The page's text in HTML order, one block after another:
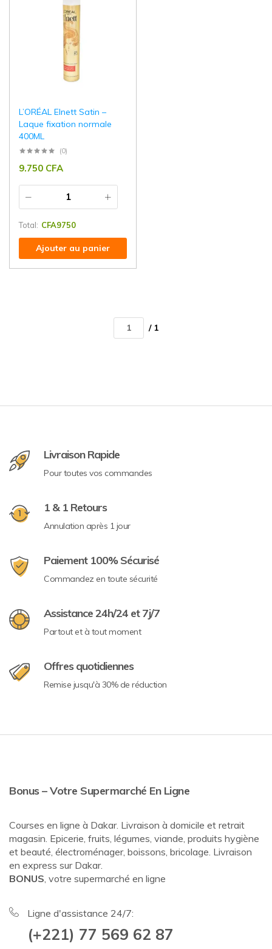
L’ORÉAL Elnett Satin –
Laque fixation normale
400ML
(0)
9.750 CFA
Total: CFA9750
Ajouter au panier
/ 1
Livraison Rapide
Pour toutes vos commandes
1 & 1 Retours
Annulation après 1 jour
Paiement 100% Sécurisé
Commandez en toute sécurité
Assistance 24h/24 et 7j/7
Partout et à tout moment
Offres quotidiennes
Remise jusqu'à 30% de réduction
Bonus – Votre Supermarché En Ligne
Courses en ligne à Dakar. Livraison à domicile et retrait
magasin. Epicerie, fruits, légumes, viande, produits hygiène
et beauté, électroménager, boissons, bricolage. Livraison
en express sur Dakar.
BONUS , votre supermarché en ligne
Ligne d'assistance 24/7:
(+221) 77 569 62 87